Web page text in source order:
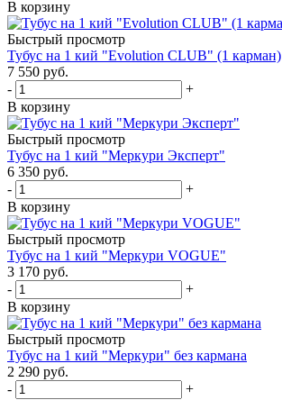
В корзину
Быстрый просмотр
Тубус на 1 кий "Evolution CLUB" (1 карман)
7 550 руб.
-
+
В корзину
Быстрый просмотр
Тубус на 1 кий "Меркури Эксперт"
6 350 руб.
-
+
В корзину
Быстрый просмотр
Тубус на 1 кий "Меркури VOGUE"
3 170 руб.
-
+
В корзину
Быстрый просмотр
Тубус на 1 кий "Меркури" без кармана
2 290 руб.
-
+